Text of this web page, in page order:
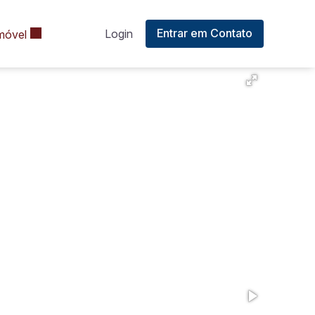
Entrar em Contato
Login